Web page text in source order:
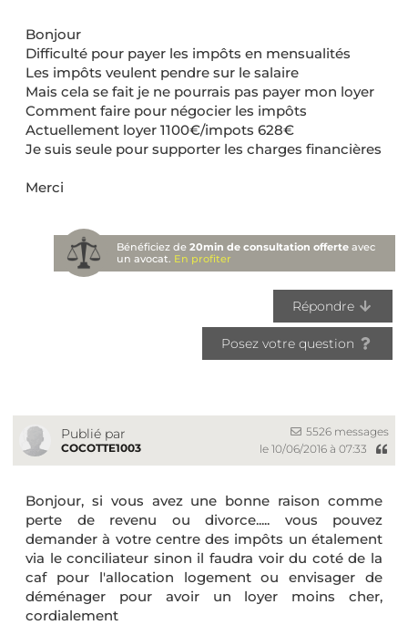
Bonjour
Difficulté pour payer les impôts en mensualités
Les impôts veulent pendre sur le salaire
Mais cela se fait je ne pourrais pas payer mon loyer
Comment faire pour négocier les impôts
Actuellement loyer 1100€/impots 628€
Je suis seule pour supporter les charges financières
Merci
Bénéficiez de20min de consultation offerte avec
un avocat. En profiter
Répondre
Posez votre question
Publié par
COCOTTE1003
5526 messages
le 10/06/2016 à 07:33
Bonjour, si vous avez une bonne raison comme
perte de revenu ou divorce..... vous pouvez
demander à votre centre des impôts un étalement
via le conciliateur sinon il faudra voir du coté de la
caf pour l'allocation logement ou envisager de
déménager pour avoir un loyer moins cher,
cordialement